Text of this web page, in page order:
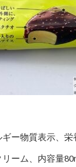
ー物質表示、栄
ーム、内容量